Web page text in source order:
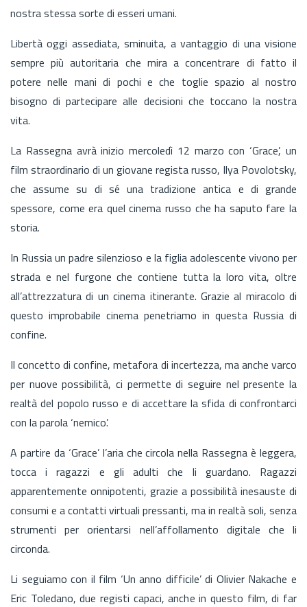
nostra stessa sorte di esseri umani.
Libertà oggi assediata, sminuita, a vantaggio di una visione
sempre più autoritaria che mira a concentrare di fatto il
potere nelle mani di pochi e che toglie spazio al nostro
bisogno di partecipare alle decisioni che toccano la nostra
vita.
La Rassegna avrà inizio mercoledì 12 marzo con ‘Grace’, un
film straordinario di un giovane regista russo, Ilya Povolotsky,
che assume su di sé una tradizione antica e di grande
spessore, come era quel cinema russo che ha saputo fare la
storia.
In Russia un padre silenzioso e la figlia adolescente vivono per
strada e nel furgone che contiene tutta la loro vita, oltre
all’attrezzatura di un cinema itinerante. Grazie al miracolo di
questo improbabile cinema penetriamo in questa Russia di
confine.
Il concetto di confine, metafora di incertezza, ma anche varco
per nuove possibilità, ci permette di seguire nel presente la
realtà del popolo russo e di accettare la sfida di confrontarci
con la parola ‘nemico’.
A partire da ‘Grace’ l’aria che circola nella Rassegna è leggera,
tocca i ragazzi e gli adulti che li guardano. Ragazzi
apparentemente onnipotenti, grazie a possibilità inesauste di
consumi e a contatti virtuali pressanti, ma in realtà soli, senza
strumenti per orientarsi nell’affollamento digitale che li
circonda.
Li seguiamo con il film ‘Un anno difficile’ di Olivier Nakache e
Eric Toledano, due registi capaci, anche in questo film, di far